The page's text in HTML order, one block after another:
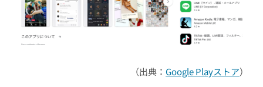
（出典：Google Playストア）